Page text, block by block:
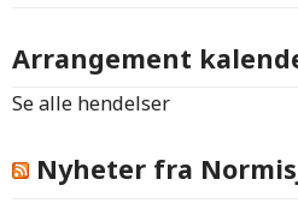
Arrangement
Se alle hendelser
Nyheter fra